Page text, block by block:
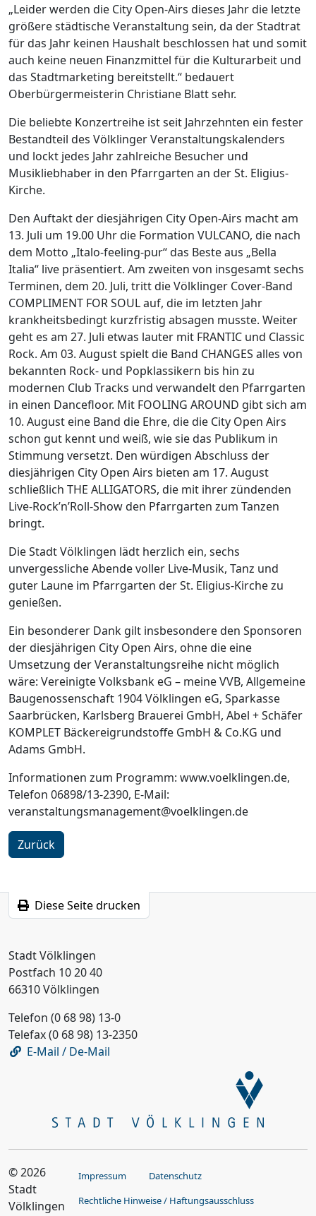
„Leider werden die City Open-Airs dieses Jahr die letzte
größere städtische Veranstaltung sein, da der Stadtrat
für das Jahr keinen Haushalt beschlossen hat und somit
auch keine neuen Finanzmittel für die Kulturarbeit und
das Stadtmarketing bereitstellt.“ bedauert
Oberbürgermeisterin Christiane Blatt sehr.
Die beliebte Konzertreihe ist seit Jahrzehnten ein fester
Bestandteil des Völklinger Veranstaltungskalenders
und lockt jedes Jahr zahlreiche Besucher und
Musikliebhaber in den Pfarrgarten an der St. Eligius-
Kirche.
Den Auftakt der diesjährigen City Open-Airs macht am
13. Juli um 19.00 Uhr die Formation VULCANO, die nach
dem Motto „Italo-feeling-pur“ das Beste aus „Bella
Italia“ live präsentiert. Am zweiten von insgesamt sechs
Terminen, dem 20. Juli, tritt die Völklinger Cover-Band
COMPLIMENT FOR SOUL auf, die im letzten Jahr
krankheitsbedingt kurzfristig absagen musste. Weiter
geht es am 27. Juli etwas lauter mit FRANTIC und Classic
Rock. Am 03. August spielt die Band CHANGES alles von
bekannten Rock- und Popklassikern bis hin zu
modernen Club Tracks und verwandelt den Pfarrgarten
in einen Dancefloor. Mit FOOLING AROUND gibt sich am
10. August eine Band die Ehre, die die City Open Airs
schon gut kennt und weiß, wie sie das Publikum in
Stimmung versetzt. Den würdigen Abschluss der
diesjährigen City Open Airs bieten am 17. August
schließlich THE ALLIGATORS, die mit ihrer zündenden
Live-Rock’n’Roll-Show den Pfarrgarten zum Tanzen
bringt.
Die Stadt Völklingen lädt herzlich ein, sechs
unvergessliche Abende voller Live-Musik, Tanz und
guter Laune im Pfarrgarten der St. Eligius-Kirche zu
genießen.
Ein besonderer Dank gilt insbesondere den Sponsoren
der diesjährigen City Open Airs, ohne die eine
Umsetzung der Veranstaltungsreihe nicht möglich
wäre: Vereinigte Volksbank eG – meine VVB, Allgemeine
Baugenossenschaft 1904 Völklingen eG, Sparkasse
Saarbrücken, Karlsberg Brauerei GmbH, Abel + Schäfer
KOMPLET Bäckereigrundstoffe GmbH & Co.KG und
Adams GmbH.
Informationen zum Programm: www.voelklingen.de,
Telefon 06898/13-2390, E-Mail:
veranstaltungsmanagement@voelklingen.de
Zurück
Diese Seite drucken
Stadt Völklingen
Postfach 10 20 40
66310 Völklingen
Telefon (0 68 98) 13-0
Telefax (0 68 98) 13-2350
E-Mail / De-Mail
© 2026
Stadt
Völklingen
Impressum
Datenschutz
Rechtliche Hinweise / Haftungsausschluss